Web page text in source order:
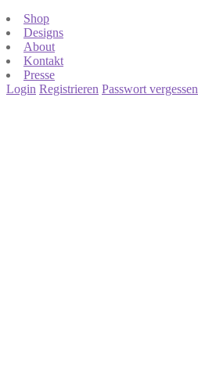
Shop
Designs
About
Kontakt
Presse
Login Registrieren Passwort vergessen